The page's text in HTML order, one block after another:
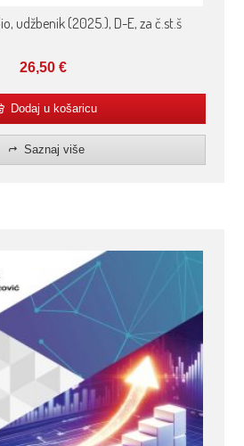
udžbenik (2025.), D-E, za č.st.š
26,50 €
Dodaj u košaricu
Saznaj više